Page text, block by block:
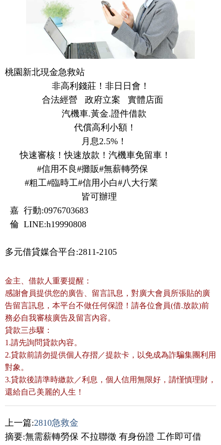
桃園新北現金急救站
      快速審核！快速放款！汽機車免留車！
  倫  LINE:h19990808
多元借貸媒合平台:2811-2105
金主、借款人重要提醒：
感謝會員提供您的廣告、留言訊息，對廣大會員所張貼的廣
告留言訊息，本平台不做任何保證！請各位會員(借.放款)前
務必自我審核廣告及留言內容。
貸款三歩驟：
1.請先詢問貸款內容。
2.貸款前請勿提供個人存摺／提款卡，以免成為詐騙集團利用
對象。
3.貸款後請準時繳款／利息，個人信用無限好，請慬慎理財，
還給自己美麗的人生！
上一篇:2810急救金
摘要:無需薪轉勞保 不拉聯徵 有身份證 工作即可借